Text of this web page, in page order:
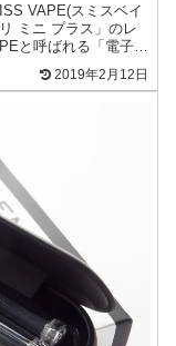
VAPE(スミスベイ
ミニ プラス」のレ
と呼ばれる「電子タ
2019年2月12日